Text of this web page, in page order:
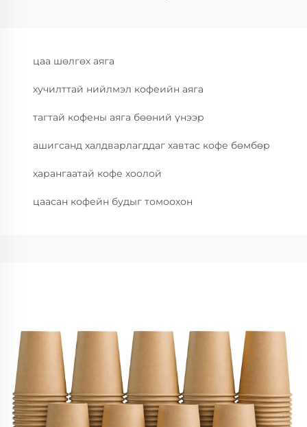
цаа шөлгөх аяга
хучилттай нийлмэл кофеийн аяга
тагтай кофены аяга бөөний үнээр
ашигсанд халдварлагддаг хавтас кофе бөмбөр
харангаатай кофе хоолой
цаасан кофейн будыг томоохон